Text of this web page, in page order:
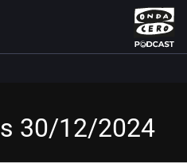
30/12/2024